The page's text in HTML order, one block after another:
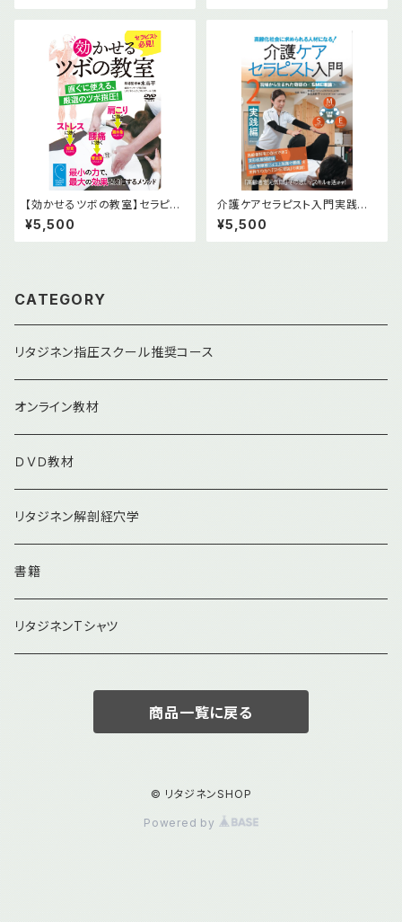
【効かせるツボの教室】セラピス
ト必見、直ぐに使える厳選のツボ
指圧! [DVD]
¥5,500
介護ケアセラピスト入門実践編
DVD
¥5,500
CATEGORY
リタジネン指圧スクール推奨コース
オンライン教材
ＤＶＤ教材
リタジネン解剖経穴学
書籍
リタジネンTシャツ
商品一覧に戻る
© リタジネンSHOP
Powered by